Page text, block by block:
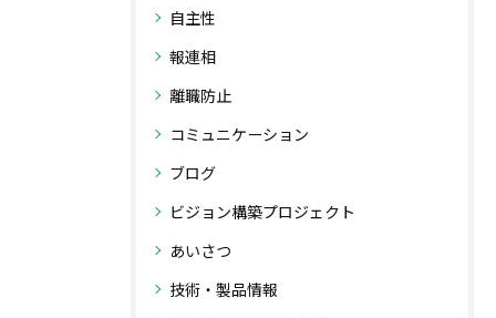
自主性
報連相
離職防止
コミュニケーション
ブログ
ビジョン構築プロジェクト
あいさつ
技術・製品情報